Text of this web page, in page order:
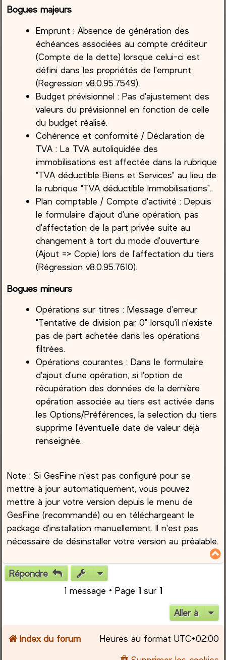
Bogues majeurs
Emprunt : Absence de génération des
échéances associées au compte créditeur
(Compte de la dette) lorsque celui-ci est
défini dans les propriétés de l'emprunt
(Regression v8.0.95.7549).
Budget prévisionnel : Pas d'ajustement des
valeurs du prévisionnel en fonction de celle
du budget réalisé.
Cohérence et conformité / Déclaration de
TVA : La TVA autoliquidée des
immobilisations est affectée dans la rubrique
"TVA déductible Biens et Services" au lieu de
la rubrique "TVA déductible Immobilisations".
Plan comptable / Compte d'activité : Depuis
le formulaire d'ajout d'une opération, pas
d'affectation de la part privée suite au
changement à tort du mode d'ouverture
(Ajout => Copie) lors de l'affectation du tiers
(Régression v8.0.95.7610).
Bogues mineurs
Opérations sur titres : Message d'erreur
"Tentative de division par 0" lorsqu'il n'existe
pas de part achetée dans les opérations
filtrées.
Opérations courantes : Dans le formulaire
d'ajout d'une opération, si l'option de
récupération des données de la dernière
opération associée au tiers est activée dans
les Options/Préférences, la selection du tiers
supprime l'éventuelle date de valeur déjà
renseignée.
Note : Si GesFine n'est pas configuré pour se
mettre à jour automatiquement, vous pouvez
mettre à jour votre version depuis le menu de
GesFine (recommandé) ou en téléchargeant le
package d'installation manuellement. Il n'est pas
nécessaire de désinstaller votre version au préalable.
Répondre
1 message • Page 1 sur 1
Aller à
Index du forum Heures au format UTC+02:00